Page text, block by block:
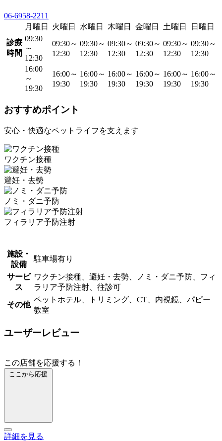
06-6958-2211
月曜日
火曜日 水曜日 木曜日 金曜日 土曜日
日曜日
診療
時間
09:30
～
12:30
09:30～
12:30
09:30～
12:30
09:30～
12:30
09:30～
12:30
09:30～
12:30
09:30～
12:30
16:00
～
19:30
16:00～
19:30
16:00～
19:30
16:00～
19:30
16:00～
19:30
16:00～
19:30
16:00～
19:30
おすすめポイント
安心・快適なペットライフを支えます
ワクチン接種
避妊・去勢
ノミ・ダニ予防
フィラリア予防注射
施設・
設備
駐車場有り
サービ
ス
ワクチン接種、避妊・去勢、ノミ・ダニ予防、フィ
ラリア予防注射、往診可
その他
ペットホテル、トリミング、CT、内視鏡、パピー
教室
ユーザーレビュー
この店舗を応援する！
ここから応援
詳細を見る